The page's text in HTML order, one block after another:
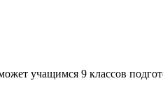
учащимся 9 классов